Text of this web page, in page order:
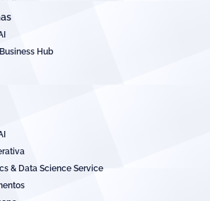
Hub
& Data Science Service